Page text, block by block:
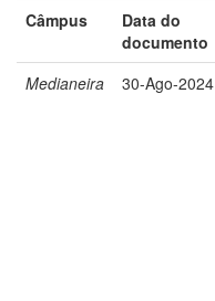
Câmpus
Data do
documento
Medianeira 30-Ago-2024